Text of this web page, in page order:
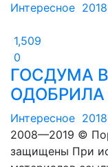
Интересное
1,509
0
ГОСДУМА
Интересное
2008—2019 ©
защищены При